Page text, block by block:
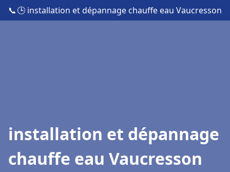
📞🕒 installation et dépannage chauffe eau Vaucresson
installation et dépannage
chauffe eau Vaucresson